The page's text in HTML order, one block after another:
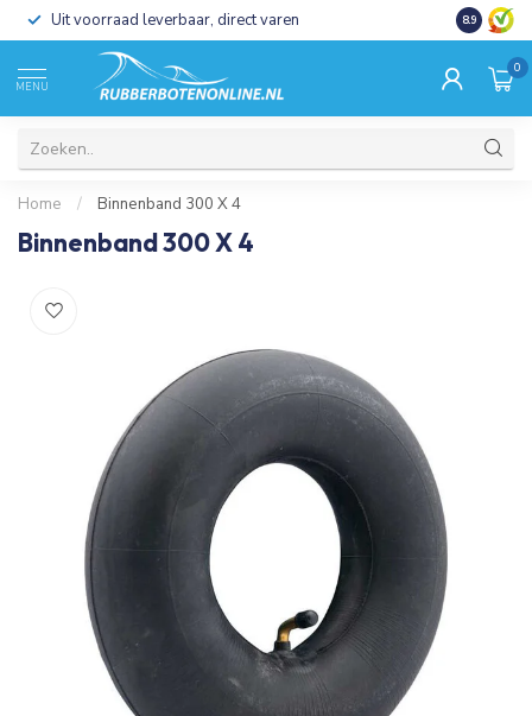
Uit voorraad leverbaar, direct varen Al 15 jaar
8.9
MENU
0
Home / Binnenband 300 X 4
Binnenband 300 X 4